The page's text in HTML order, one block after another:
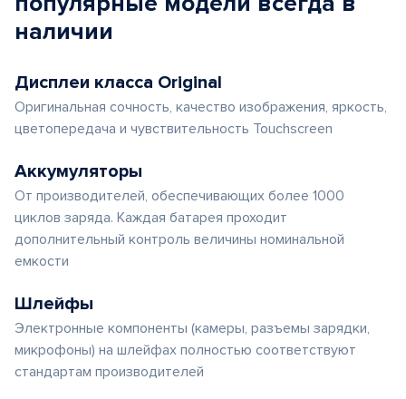
наличии
Дисплеи класса Original
Оригинальная сочность, качество изображения, яркость,
цветопередача и чувствительность Touchscreen
Аккумуляторы
От производителей, обеспечивающих более 1000
циклов заряда. Каждая батарея проходит
дополнительный контроль величины номинальной
емкости
Шлейфы
Электронные компоненты (камеры, разъемы зарядки,
микрофоны) на шлейфах полностью соответствуют
стандартам производителей